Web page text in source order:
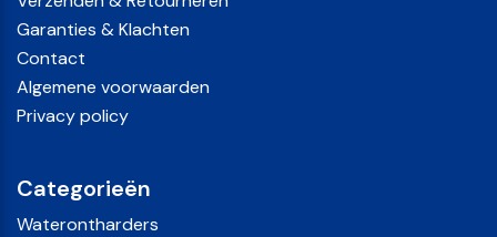
Garanties & Klachten
Contact
Algemene voorwaarden
Privacy policy
Categorieën
Waterontharders